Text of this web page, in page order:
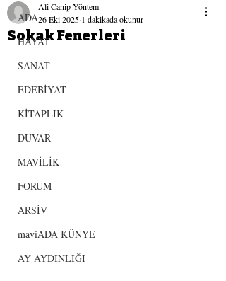
SANAT
GİRİŞ YAP
ADA
HAYAT
SANAT
EDEBİYAT
KİTAPLIK
DUVAR
MAVİLİK
FORUM
ARSİV
maviADA KÜNYE
AY AYDINLIĞI
Sokak Fenerleri
Ali Canip Yöntem
26 Eki 2025 1 dakikada okunur